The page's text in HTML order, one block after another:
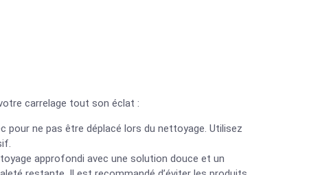
carrelage tout son éclat :
ne pas être déplacé lors du nettoyage. Utilisez
approfondi avec une solution douce et un